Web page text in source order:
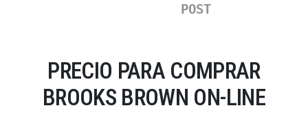
POST
PRECIO PARA COMPRAR
BROOKS BROWN ON-LINE